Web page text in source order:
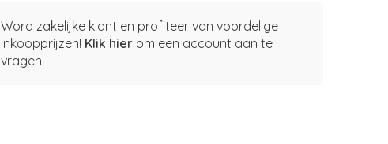
Word zakelijke klant en profiteer van voordelige
inkoopprijzen! Klik hier om een account aan te
vragen.